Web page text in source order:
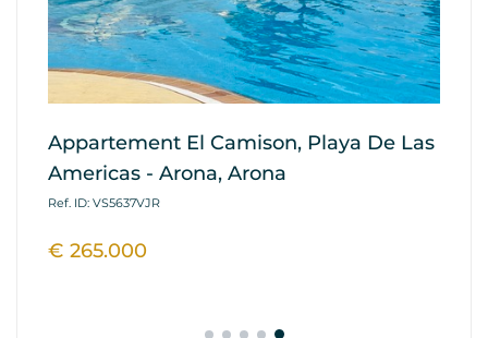
Appartement El Camison, Playa De Las
Americas - Arona, Arona
Ref. ID: VS5637VJR
€ 265.000